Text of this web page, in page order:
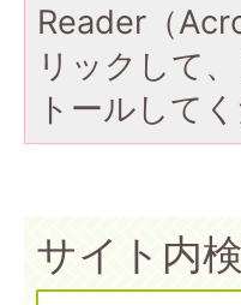
Reader（
リックして
トールしてく
サイト内